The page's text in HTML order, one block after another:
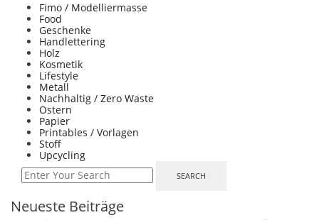
Fimo / Modelliermasse
Food
Geschenke
Handlettering
Holz
Kosmetik
Lifestyle
Metall
Nachhaltig / Zero Waste
Ostern
Papier
Printables / Vorlagen
Stoff
Upcycling
SEARCH
Neueste Beiträge